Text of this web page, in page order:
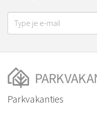
Parkvakanties